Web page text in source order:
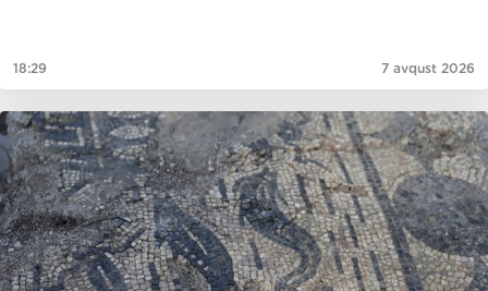
18:29 7 avqust 2026